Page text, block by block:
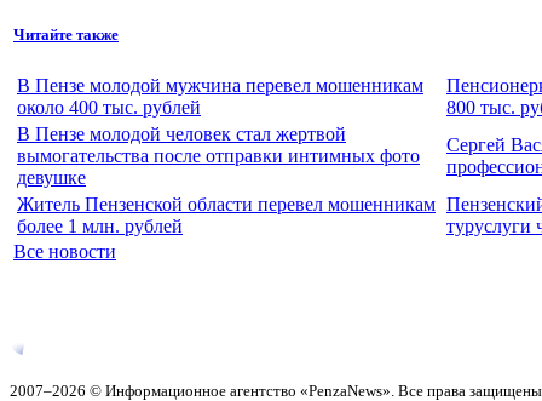
Читайте также
В Пензе молодой мужчина перевел мошенникам
около 400 тыс. рублей
800 тыс.
В Пензе молодой человек стал жертвой
вымогательства после отправки интимных фото
девушке
Сергей
Житель Пензенской области перевел мошенникам
более 1 млн. рублей
туруслуги
Все новости
2007–2026 © Информационное агентство «PenzaNews». Все права